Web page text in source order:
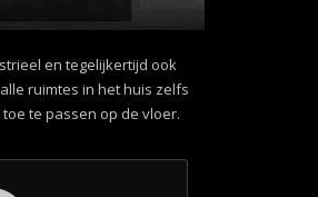
en tegelijkertijd ook
ruimtes in het huis zelfs
te passen op de vloer.